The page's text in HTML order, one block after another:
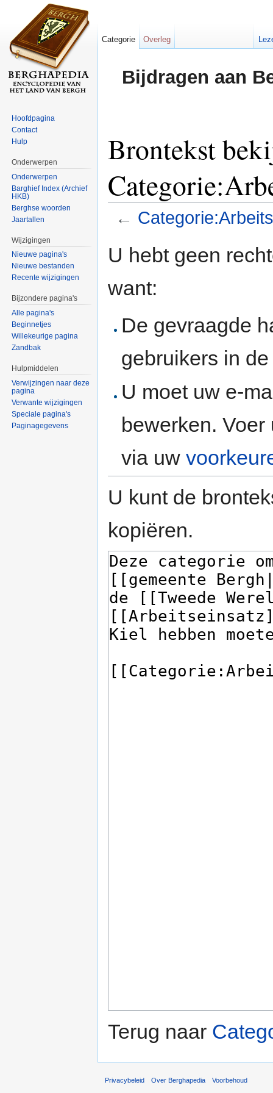
Bijdragen aan
Brontekst
←
U hebt geen
want:
De gevraagde
gebruikers in
U moet uw e-
bewerken.
via uw
U kunt de
kopiëren.
Terug naar
Categorie Overleg
Hoofdpagina
Contact
Hulp
Onderwerpen
Onderwerpen
Barghief Index (Archief
HKB)
Berghse woorden
Jaartallen
Wijzigingen
Nieuwe pagina's
Nieuwe bestanden
Recente wijzigingen
Bijzondere pagina's
Alle pagina's
Beginnetjes
Willekeurige pagina
Zandbak
Hulpmiddelen
Verwijzingen naar deze
pagina
Verwante wijzigingen
Speciale pagina's
Paginagegevens
Privacybeleid Over Berghapedia Voorbehoud